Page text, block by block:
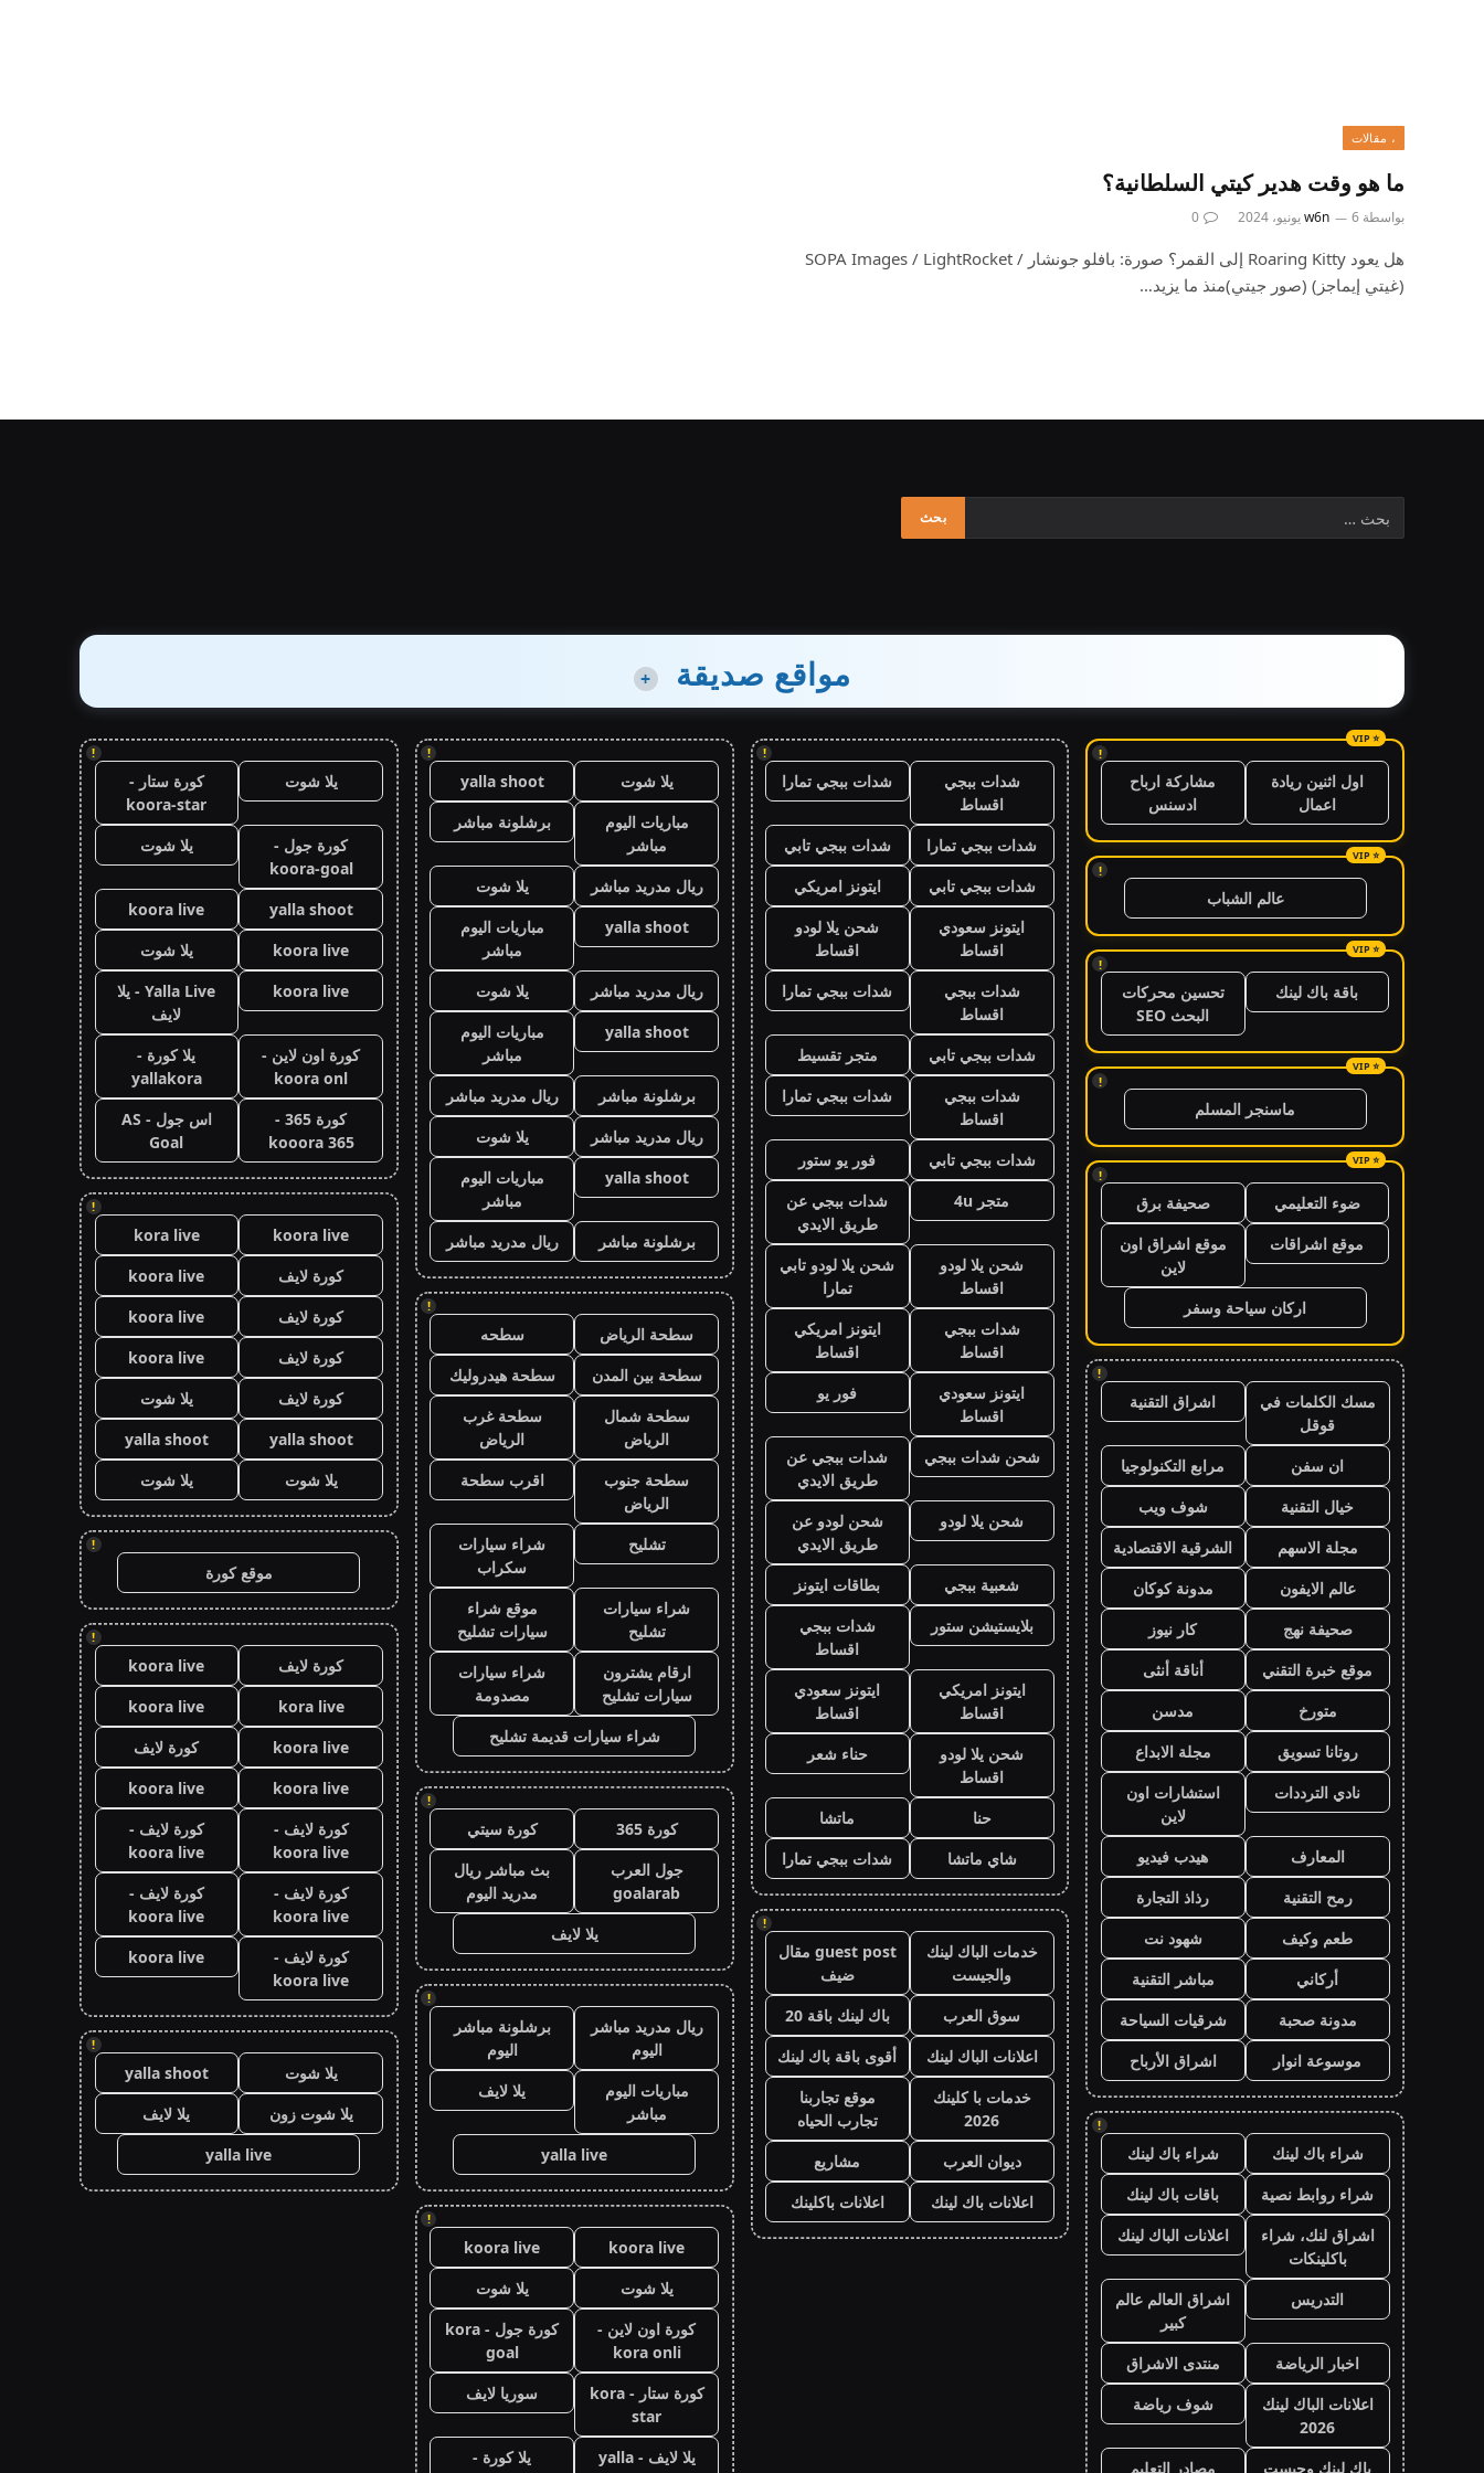
، مقالات
ما هو وقت هدير كيتي السلطانية؟
بواسطة w6n 6 يونيو، 2024 0
هل يعود Roaring Kitty إلى القمر؟ صورة: بافلو جونشار / SOPA Images / LightRocket
(غيتي إيماجز) (صور جيتي)منذ ما يزيد…
مواقع صديقة +
!
اول اثنين ريادة
اعمال
مشاركة ارباح
ادسنس
!
عالم الشباب
!
باقة باك لينك
تحسين محركات
البحث SEO
!
ماسنجر المسلم
!
ضوء التعليمي
صحيفة برق
موقع اشراقات
موقع اشراق اون
لاين
اركان سياحة وسفر
!
مسك الكلمات في
قوقل
اشراق التقنية
ان سفن
مرابع التكنولوجيا
خيال التقنية
شوف ويب
مجلة الاسهم
الشرقية الاقتصادية
عالم الايفون
مدونة كوكان
صحيفة نهج
كار نيوز
موقع خبرة التقني
أناقة أنثى
متورخ
مدسن
روتانا تسويق
مجلة الابداع
نادي الترددات
استشارات اون
لاين
المعارف
هيدب فيديو
رمح التقنية
رذاذ التجارة
طعم وكيف
شهود نت
أركاني
مباشر التقنية
مدونة صحبة
شرقيات السياحة
موسوعة انوار
اشراق الأرباح
!
شراء باك لينك
شراء باك لينك
شراء روابط نصية
باقات باك لينك
اشراق لنك، شراء
باكلينكات
اعلانات الباك لينك
التدريس
اشراق العالم عالم
كبير
اخبار الرياضة
منتدى الاشراق
اعلانات الباك لينك
2026
شوف رياضة
باك لينك وجيست
مصادر التعليم
!
شدات ببجي
اقساط
شدات ببجي تمارا
شدات ببجي تمارا
شدات ببجي تابي
شدات ببجي تابي
ايتونز امريكي
ايتونز سعودي
اقساط
شحن يلا لودو
اقساط
شدات ببجي
اقساط
شدات ببجي تمارا
شدات ببجي تابي
متجر تقسيط
شدات ببجي
اقساط
شدات ببجي تمارا
شدات ببجي تابي
فور يو ستور
متجر 4u
شدات ببجي عن
طريق الايدي
شحن يلا لودو
اقساط
شحن يلا لودو تابي
تمارا
شدات ببجي
اقساط
ايتونز امريكي
اقساط
ايتونز سعودي
اقساط
فور يو
شحن شدات ببجي
شدات ببجي عن
طريق الايدي
شحن يلا لودو
شحن لودو عن
طريق الايدي
شعبية ببجي
بطاقات ايتونز
بلايستيشن ستور
شدات ببجي
اقساط
ايتونز امريكي
اقساط
ايتونز سعودي
اقساط
شحن يلا لودو
اقساط
حناء شعر
حنا
ماتشا
شاي ماتشا
شدات ببجي تمارا
!
خدمات الباك لينك
والجيست
guest post مقال
ضيف
سوق العرب
باك لينك باقة 20
اعلانات الباك لينك
أقوى باقة باك لينك
خدمات با كلينك
2026
موقع تجاربنا
تجارب الحياه
ديوان العرب
مشاريع
اعلانات باك لينك
اعلانات باكلينك
!
يلا شوت
yalla shoot
مباريات اليوم
مباشر
برشلونة مباشر
ريال مدريد مباشر
يلا شوت
yalla shoot
مباريات اليوم
مباشر
ريال مدريد مباشر
يلا شوت
yalla shoot
مباريات اليوم
مباشر
برشلونة مباشر
ريال مدريد مباشر
ريال مدريد مباشر
يلا شوت
yalla shoot
مباريات اليوم
مباشر
برشلونة مباشر
ريال مدريد مباشر
!
سطحة الرياض
سطحه
سطحة بين المدن
سطحة هيدروليك
سطحة شمال
الرياض
سطحة غرب
الرياض
سطحة جنوب
الرياض
اقرب سطحة
تشليح
شراء سيارات
سكراب
شراء سيارات
تشليح
موقع شراء
سيارات تشليح
ارقام يشترون
سيارات تشليح
شراء سيارات
مصدومة
شراء سيارات قديمة تشليح
!
كورة 365
كورة سيتي
جول العرب
goalarab
بث مباشر ريال
مدريد اليوم
يلا لايف
!
ريال مدريد مباشر
اليوم
برشلونة مباشر
اليوم
مباريات اليوم
مباشر
يلا لايف
yalla live
!
koora live
koora live
يلا شوت
يلا شوت
كورة اون لاين -
kora onli
كورة جول - kora
goal
كورة ستار - kora
star
سوريا لايف
يلا لايف - yalla
يلا كورة -
!
يلا شوت
كورة ستار -
koora-star
كورة جول -
koora-goal
يلا شوت
yalla shoot
koora live
koora live
يلا شوت
koora live
Yalla Live - يلا
لايف
كورة اون لاين -
koora onl
يلا كورة -
yallakora
كورة 365 -
kooora 365
اس جول - AS
Goal
!
koora live
kora live
كورة لايف
koora live
كورة لايف
koora live
كورة لايف
koora live
كورة لايف
يلا شوت
yalla shoot
yalla shoot
يلا شوت
يلا شوت
!
موقع كورة
!
كورة لايف
koora live
kora live
koora live
koora live
كورة لايف
koora live
koora live
كورة لايف -
koora live
كورة لايف -
koora live
كورة لايف -
koora live
كورة لايف -
koora live
كورة لايف -
koora live
koora live
!
يلا شوت
yalla shoot
يلا شوت زون
يلا لايف
yalla live